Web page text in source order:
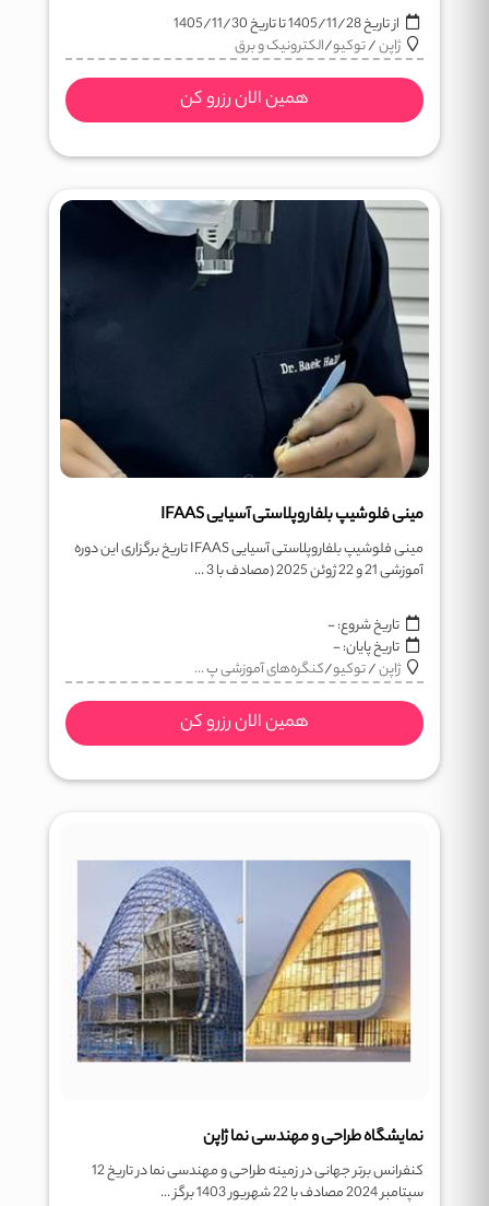
از تاریخ1405/11/28تا تاریخ1405/11/30
ژاپن/توکیو/الکترونیک و برق
همین الان رزرو کن
مینی فلوشیپ بلفاروپلاستی آسیایی IFAAS
مینی فلوشیپ بلفاروپلاستی آسیایی IFAAS تاریخ برگزاری این دوره
آموزشی 21 و 22 ژوئن 2025 (مصادف با 3 ...
تاریخ شروع:-
تاریخ پایان:-
ژاپن/توکیو/کنگره‌های آموزشی پ ...
همین الان رزرو کن
نمایشگاه طراحی و مهندسی نما ژاپن
کنفرانس برتر جهانی در زمینه طراحی و مهندسی نما در تاریخ 12
سپتامبر 2024 مصادف با 22 شهریور 1403 برگز ...